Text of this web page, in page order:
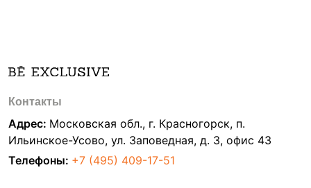
Контакты
Адрес: Московская обл., г. Красногорск, п.
Ильинское-Усово, ул. Заповедная, д. 3, офис 43
Телефоны: +7 (495) 409-17-51